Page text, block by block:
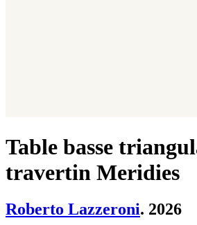
Table basse
travertin Meridies
Roberto Lazzeroni. 2026